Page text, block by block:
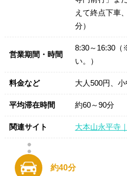
えて終点下車
分）
営業期間・時間
8:30～16:30（
い。）
料金など 大人500円、
平均滞在時間 約60～90分
関連サイト 大本山永平寺
約40分